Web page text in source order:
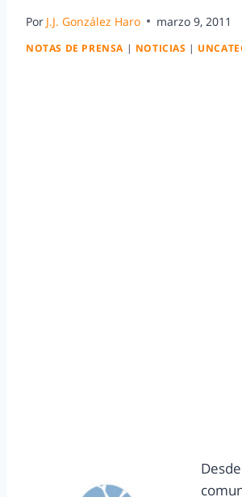
Por J.J. González Haro marzo 9, 2011
NOTAS DE PRENSA | NOTICIAS |